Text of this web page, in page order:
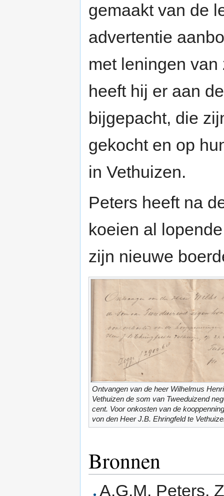
gemaakt van de
advertentie
met leningen
heeft hij er aan
bijgepacht, die
gekocht en op
in Vethuizen.
Peters heeft na
koeien al
zijn nieuwe
Ontvangen van de heer Wilhelmus
Vethuizen de som van Tweeduizend
cent. Voor onkosten van de
von den Heer J.B. Ehringfeld te
Bronnen
A.G.M. Peters,